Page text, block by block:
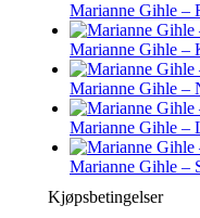
Marianne Gihle –
Marianne Gihle –
Marianne Gihle –
Marianne Gihle –
Marianne Gihle –
Kjøpsbetingelser